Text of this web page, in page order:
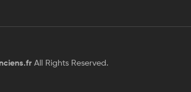
All Rights Reserved.